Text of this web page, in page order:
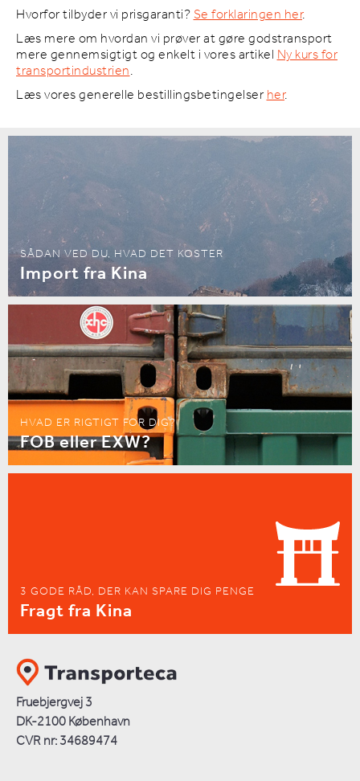
Hvorfor tilbyder vi prisgaranti?Se forklaringen her.
Læs mere om hvordan vi prøver at gøre godstransport
mere gennemsigtigt og enkelt i vores artikelNy kurs for
transportindustrien.
Læs vores generelle bestillingsbetingelserher.
SÅDAN VED DU, HVAD DET KOSTER
Import fra Kina
HVAD ER RIGTIGT FOR DIG?
FOB eller EXW?
3 GODE RÅD, DER KAN SPARE DIG PENGE
Fragt fra Kina
Fruebjergvej 3
DK-2100 København
CVR nr: 34689474